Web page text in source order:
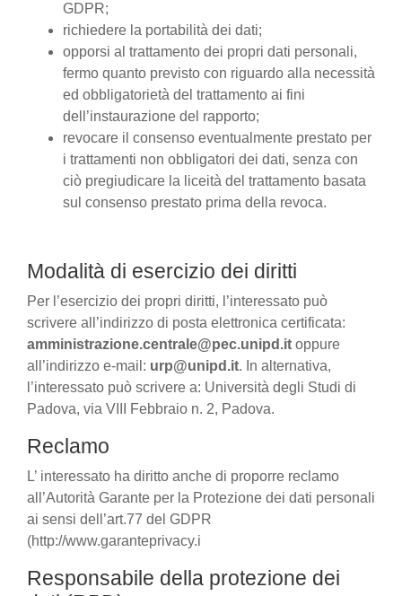
GDPR;
richiedere la portabilità dei dati;
opporsi al trattamento dei propri dati personali,
fermo quanto previsto con riguardo alla necessità
ed obbligatorietà del trattamento ai fini
dell’instaurazione del rapporto;
revocare il consenso eventualmente prestato per
i trattamenti non obbligatori dei dati, senza con
ciò pregiudicare la liceità del trattamento basata
sul consenso prestato prima della revoca.
Modalità di esercizio dei diritti
Per l’esercizio dei propri diritti, l’interessato può
scrivere all’indirizzo di posta elettronica certificata:
amministrazione.centrale@pec.unipd.it oppure
all’indirizzo e-mail: urp@unipd.it. In alternativa,
l’interessato può scrivere a: Università degli Studi di
Padova, via VIII Febbraio n. 2, Padova.
Reclamo
L’ interessato ha diritto anche di proporre reclamo
all’Autorità Garante per la Protezione dei dati personali
ai sensi dell’art.77 del GDPR
(http://www.garanteprivacy.i
Responsabile della protezione dei